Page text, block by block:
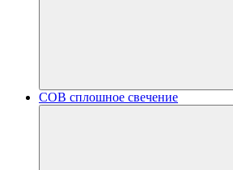
COB сплошное свечение